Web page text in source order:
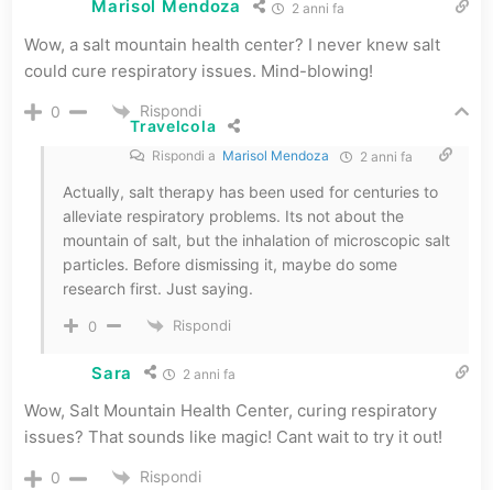
Marisol Mendoza 2 anni fa
Wow, a salt mountain health center? I never knew salt
could cure respiratory issues. Mind-blowing!
0
Rispondi
Travelcola
Rispondi a Marisol Mendoza 2 anni fa
Actually, salt therapy has been used for centuries to
alleviate respiratory problems. Its not about the
mountain of salt, but the inhalation of microscopic salt
particles. Before dismissing it, maybe do some
research first. Just saying.
0 Rispondi
Sara 2 anni fa
Wow, Salt Mountain Health Center, curing respiratory
issues? That sounds like magic! Cant wait to try it out!
0 Rispondi